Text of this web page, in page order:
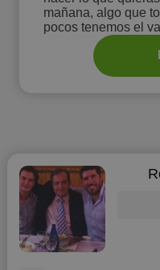
mañana, algo que
pocos tenemos el